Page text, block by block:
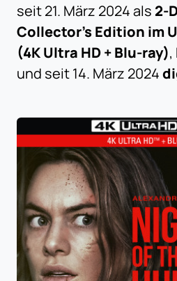
seit 21. März 2024 als 2-
Collector's Edition im
(4K Ultra HD + Blu-ray),
und seit 14. März 2024